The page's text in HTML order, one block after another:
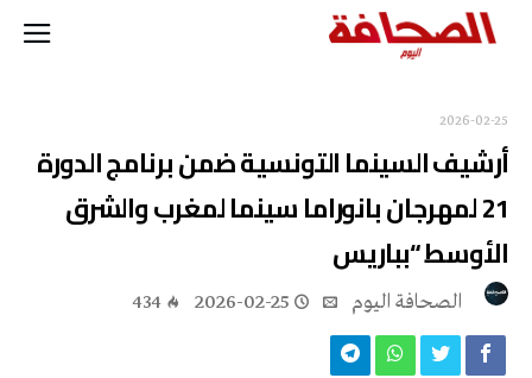
2026-02-25
أرشيف السينما التونسية ضمن برنامج الدورة
21 لمهرجان بانوراما سينما لمغرب والشرق
الأوسط “بباريس
2026-02-25
434